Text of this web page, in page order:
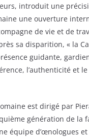
introduit une
une ouverture
de vie et de
sa disparition, « la
guidante,
l’authenticité et
est dirigé par
génération de la
équipe d’œnologues et